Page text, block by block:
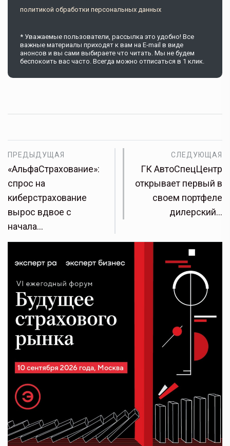
политикой обработки персональных данных
* Уважаемые пользователи, рассылка это удобно! Все
важные материалы приходят к вам на E-mail в виде
анонсов и вы сами выбираете что читать. Мы не будем
беспокоить вас часто. Всегда можно отписаться в 1 клик.
ПРЕДЫДУЩАЯ
«АльфаСтрахование»:
спрос на
киберстрахование
вырос вдвое с
начала…
СЛЕДУЮЩАЯ
ГК АвтоСпецЦентр
открывает первый в
своем портфеле
дилерский…